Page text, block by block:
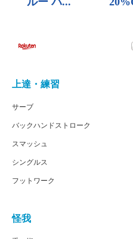
上達・練習
サーブ
バックハンドストローク
スマッシュ
シングルス
フットワーク
怪我